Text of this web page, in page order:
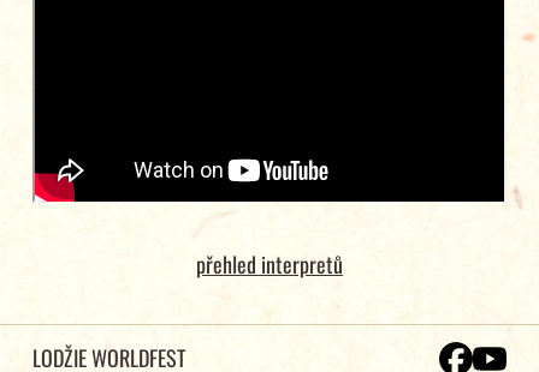
přehled interpretů
LODŽIE WORLDFEST